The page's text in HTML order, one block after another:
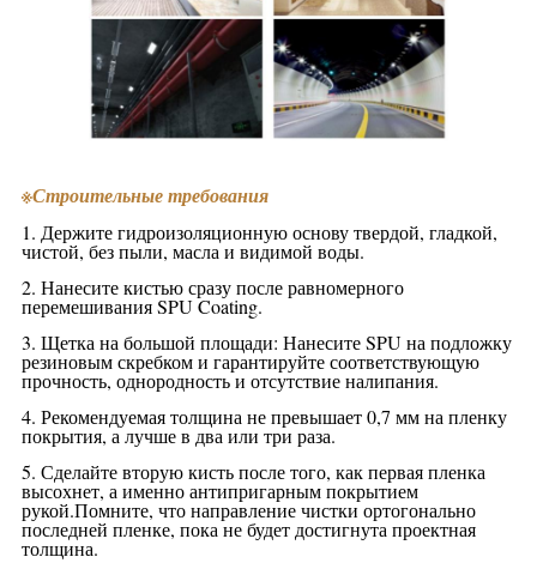
※Строительные требования
1. Держите гидроизоляционную основу твердой, гладкой,
чистой, без пыли, масла и видимой воды.
2. Нанесите кистью сразу после равномерного
перемешивания SPU Coating.
3. Щетка на большой площади: Нанесите SPU на подложку
резиновым скребком и гарантируйте соответствующую
прочность, однородность и отсутствие налипания.
4. Рекомендуемая толщина не превышает 0,7 мм на пленку
покрытия, а лучше в два или три раза.
5. Сделайте вторую кисть после того, как первая пленка
высохнет, а именно антипригарным покрытием
рукой.Помните, что направление чистки ортогонально
последней пленке, пока не будет достигнута проектная
толщина.